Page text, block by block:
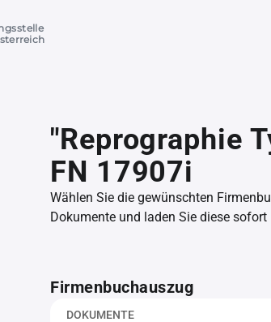
"Reprographie
FN 17907i
Wählen Sie die gewünschten
Dokumente und laden Sie diese
Firmenbuchauszug
DOKUMENTE